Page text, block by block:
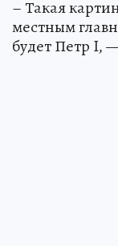
– Такая
местным
будет Петр I,